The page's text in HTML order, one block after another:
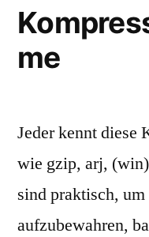
me
Jeder kennt diese
wie gzip, arj,
sind praktisch,
aufzubewahren,